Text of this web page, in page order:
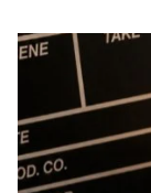
Recupera
tican
07/carmina-
espana-